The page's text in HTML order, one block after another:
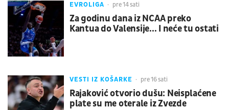
EVROLIGA pre 14 sati
Za godinu dana iz NCAA preko
Kantua do Valensije... I neće tu ostati
VESTI IZ KOŠARKE pre 16 sati
Rajaković otvorio dušu: Neisplaćene
plate su me oterale iz Zvezde